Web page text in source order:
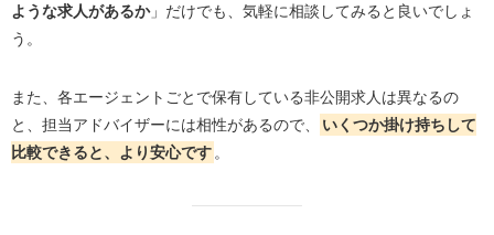
ような求人があるか」だけでも、気軽に相談してみると良いでしょ
う。
また、各エージェントごとで保有している非公開求人は異なるの
と、担当アドバイザーには相性があるので、
いくつか掛け持ちして
比較できると、より安心です 。